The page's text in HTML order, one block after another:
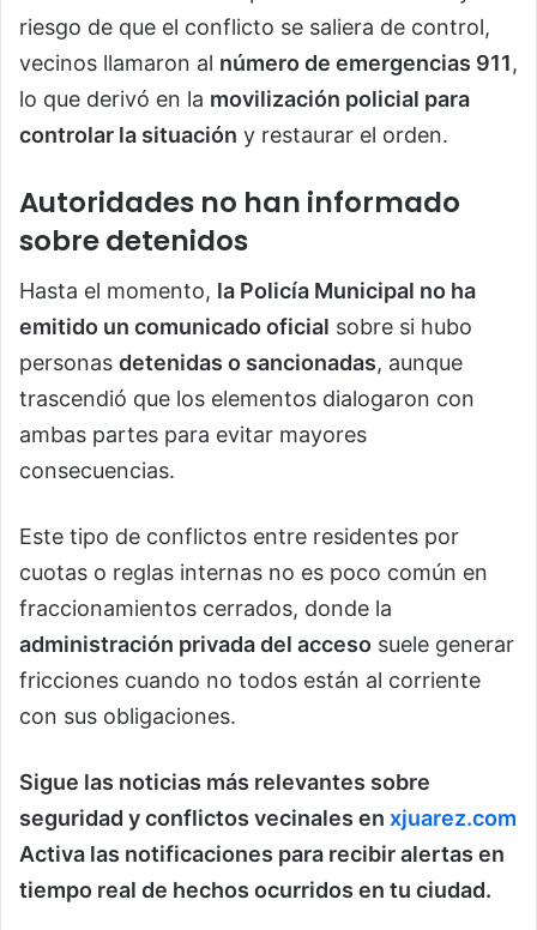
riesgo de que el conflicto se saliera de control,
vecinos llamaron al número de emergencias 911,
lo que derivó en la movilización policial para
controlar la situación y restaurar el orden.
Autoridades no han informado
sobre detenidos
Hasta el momento, la Policía Municipal no ha
emitido un comunicado oficial sobre si hubo
personas detenidas o sancionadas, aunque
trascendió que los elementos dialogaron con
ambas partes para evitar mayores
consecuencias.
Este tipo de conflictos entre residentes por
cuotas o reglas internas no es poco común en
fraccionamientos cerrados, donde la
administración privada del acceso suele generar
fricciones cuando no todos están al corriente
con sus obligaciones.
Sigue las noticias más relevantes sobre
seguridad y conflictos vecinales en xjuarez.com
Activa las notificaciones para recibir alertas en
tiempo real de hechos ocurridos en tu ciudad.